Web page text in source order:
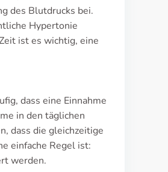
des Blutdrucks bei.
Hypertonie
ist es wichtig, eine
dass eine Einnahme
in den täglichen
dass die gleichzeitige
einfache Regel ist:
werden.